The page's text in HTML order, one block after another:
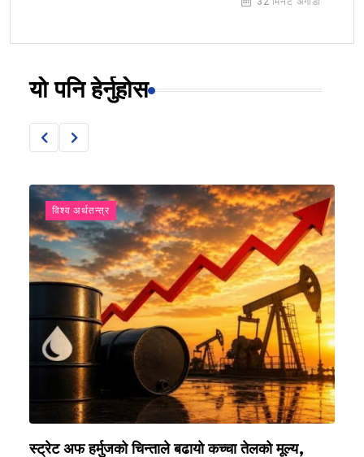
यो पनि हेर्नुहोस
विश्व अर्थतन्त्र
स्ट्रेट अफ हर्मुजको चिन्ताले बढायो कच्चा तेलको मूल्य,